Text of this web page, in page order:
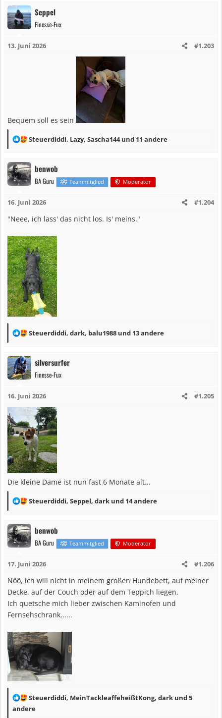
a
k
t
o
Seppel
Finesse-Fux
13. Juni 2026 #1.203
Bequem soll es sein
R
a
k
t
o
n
:
Steuerdiddi, Lazy, Sascha144und 11 andere
benwob
BA Guru Teammitglied Moderator
16. Juni 2026 #1.204
"Neee, ich lass' das nicht los. Is' meins."
R
a
k
t
o
n
n
:
Steuerdiddi, dark, balu1988 und 13 andere
silversurfer
Finesse-Fux
16. Juni 2026 #1.205
Die kleine Dame ist nun fast 6 Monate alt...
R
a
k
t
o
n
Steuerdiddi, Seppel, dark und 14 andere
benwob
BA Guru Teammitglied Moderator
17. Juni 2026 #1.206
Nöö, ich will nicht in meinem großen Hundebett, auf meiner
Decke, auf der Couch oder auf dem Teppich liegen.
Ich quetsche mich lieber zwischen Kaminofen und
Fernsehschrank......
R
e
Steuerdiddi, MeinTackleaffeheißtKong, dark und 5
andere